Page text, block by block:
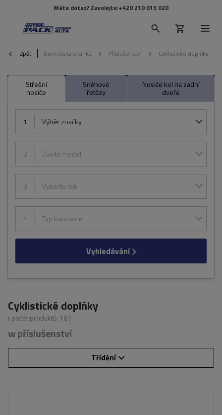
Máte dotaz? Zavolejte:+420 210 013 020
Zpět Domovská stránka Příslušenství Cyklistické doplňky
Střešní
nosiče
Sněhové
řetězy
Nosiče kol na zadní
dveře
1 Výběr značky
2 Zvolte model
3 Vyberte rok
4 Typ karoserie
Vyhledávání
Cyklistické doplňky
( počet produktů: 18)
w příslušenství
Třídění